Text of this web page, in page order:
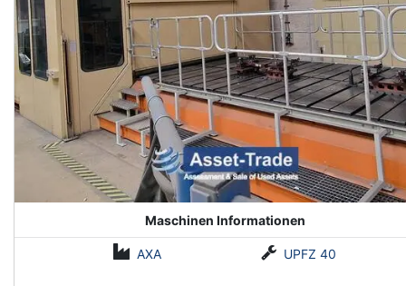
Maschinen Informationen
AXA UPFZ 40